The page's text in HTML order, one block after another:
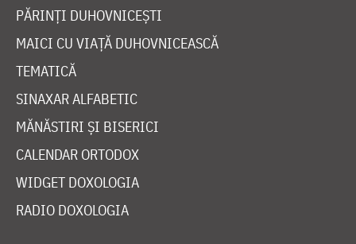
PĂRINȚI DUHOVNICEȘTI
MAICI CU VIAȚĂ DUHOVNICEASCĂ
TEMATICĂ
SINAXAR ALFABETIC
MĂNĂSTIRI ȘI BISERICI
CALENDAR ORTODOX
WIDGET DOXOLOGIA
RADIO DOXOLOGIA